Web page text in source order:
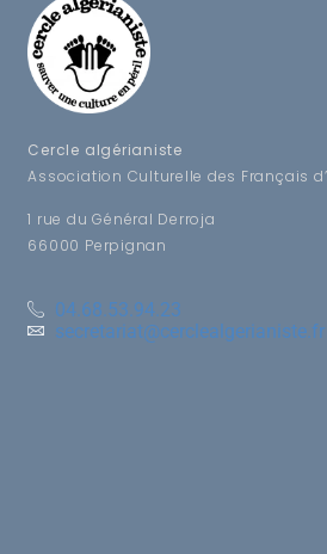
Cercle algérianiste
Association Culturelle des Français
1 rue du Général Derroja
66000 Perpignan
04.68.53.94.23
secretariat@cerclealgerianiste.fr